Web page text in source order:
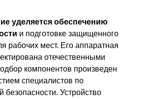
уделяется обеспечению
и подготовке защищенного
рабочих мест. Его аппаратная
отечественными
компонентов произведен
специалистов по
Устройство